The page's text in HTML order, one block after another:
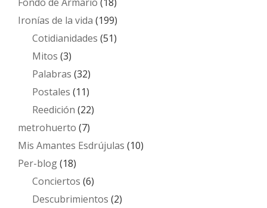
Ironías de la vida (199)
Cotidianidades (51)
Mitos (3)
Palabras (32)
Postales (11)
Reedición (22)
metrohuerto (7)
Mis Amantes Esdrújulas (10)
Per-blog(18)
Conciertos (6)
Descubrimientos (2)